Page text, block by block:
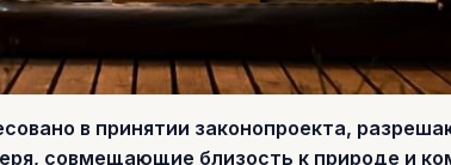
в принятии законопроекта,
совмещающие близость к природе и